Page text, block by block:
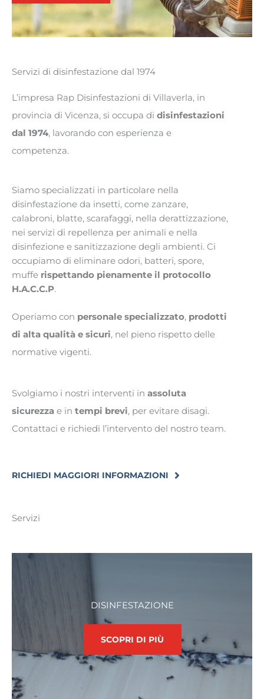
Servizi di disinfestazione dal 1974
L’impresa Rap Disinfestazioni di Villaverla, in
provincia di Vicenza, si occupa di disinfestazioni
dal 1974, lavorando con esperienza e
competenza.
Siamo specializzati in particolare nella
disinfestazione da insetti, come zanzare,
calabroni, blatte, scarafaggi, nella derattizzazione,
nei servizi di repellenza per animali e nella
disinfezione e sanitizzazione degli ambienti. Ci
occupiamo di eliminare odori, batteri, spore,
muffe rispettando pienamente il protocollo
H.A.C.C.P.
Operiamo con personale specializzato, prodotti
di alta qualità e sicuri, nel pieno rispetto delle
normative vigenti.
Svolgiamo i nostri interventi in assoluta
sicurezza e in tempi brevi, per evitare disagi.
Contattaci e richiedi l’intervento del nostro team.
RICHIEDI MAGGIORI INFORMAZIONI
Servizi
DISINFESTAZIONE
SCOPRI DI PIÙ